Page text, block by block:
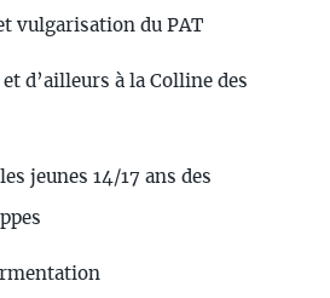
vulgarisation du PAT
d’ailleurs à la Colline des
jeunes 14/17 ans des